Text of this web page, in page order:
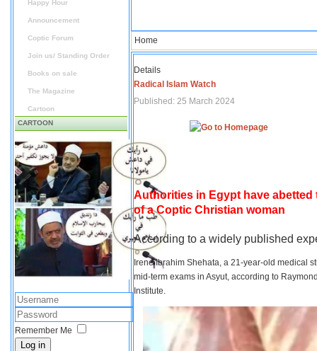
Happy Hour
Announcement
Coptic Forum
Join us/ Standing Order
Books on sale
The Magazine
Cartoon
CARTOON
Remember Me
Log in
Home
Details
Radical Islam Watch
Published: 25 March 2024
Authorities in Egypt have
of a Coptic Christian woman
According to a widely published
Irene Ibrahim Shehata, a 21-year-old medical
mid-term exams in Asyut, according to
Institute.